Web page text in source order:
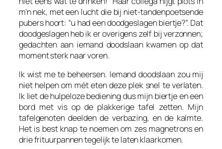
m’n nek, met een lucht die bij niet-tandenpoetsende
pubers hoort: “u had een doodgeslagen biertje?”. Dat
doodgeslagen heb ik er overigens zelf bij verzonnen;
gedachten aan iemand doodslaan kwamen op dat
moment sterk naar voren.
Ik wist me te beheersen. Iemand doodslaan zou mij
niet helpen om mét eten deze plek snel te verlaten.
Ik liet de hulpeloze bediening dus mijn biertje en een
bord met vis op de plakkerige tafel zetten. Mijn
tafelgenoten deelden de verbazing, en de kalmte.
Het is best knap te noemen om zes magnetrons en
drie frituurpannen tegelijk te laten klaarkomen.